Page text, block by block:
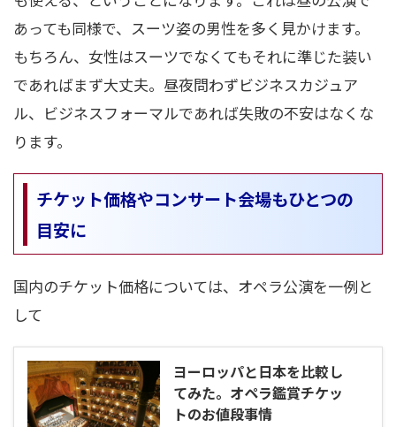
あっても同様で、スーツ姿の男性を多く見かけます。
もちろん、女性はスーツでなくてもそれに準じた装い
であればまず大丈夫。昼夜問わずビジネスカジュア
ル、ビジネスフォーマルであれば失敗の不安はなくな
ります。
チケット価格やコンサート会場もひとつの
目安に
国内のチケット価格については、オペラ公演を一例と
して
ヨーロッパと日本を比較し
てみた。オペラ鑑賞チケッ
トのお値段事情